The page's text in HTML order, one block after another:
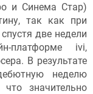
и Синема Стар)
так как при
две недели
платформе ivi,
В результате
неделю
значительно